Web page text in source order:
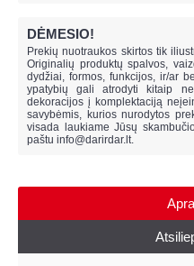
DĖMESIO!
Prekių nuotraukos skirtos tik
Originalių produktų spalvos,
dydžiai, formos, funkcijos, ir/ar
ypatybių gali atrodyti kitaip
dekoracijos į komplektaciją
savybėmis, kurios nurodytos
visada laukiame Jūsų
paštu info@darirdar.lt.